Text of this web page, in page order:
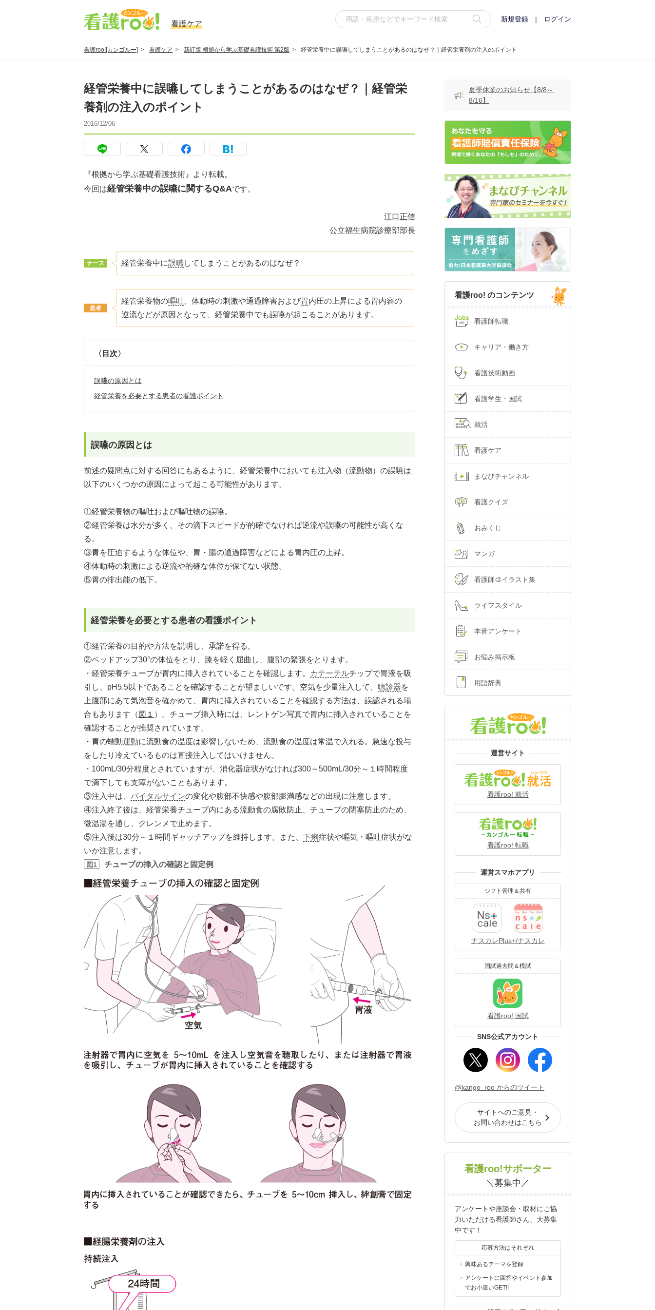
看護ケア
新規登録 | ログイン
看護roo![カンゴルー] 看護ケア 新訂版 根拠から学ぶ基礎看護技術 第2版 経管栄養中に誤嚥してしまうことがあるのはなぜ？｜経管栄養剤の注入のポイント
経管栄養中に誤嚥してしまうことがあるのはなぜ？｜経管栄
養剤の注入のポイント
2016/12/06
『根拠から学ぶ基礎看護技術』より転載。
今回は経管栄養中の誤嚥に関するQ&Aです。
江口正信
公立福生病院診療部部長
経管栄養中に誤嚥してしまうことがあるのはなぜ？
経管栄養物の嘔吐 、体動時の刺激や通過障害および胃内圧の上昇による胃内容の
逆流などが原因となって、経管栄養中でも誤嚥が起こることがあります。
〈目次〉
誤嚥の原因とは
経管栄養を必要とする患者の看護ポイント
誤嚥の原因とは
前述の疑問点に対する回答にもあるように、経管栄養中においても注入物（流動物）の誤嚥は
以下のいくつかの原因によって起こる可能性があります。
①経管栄養物の嘔吐および嘔吐物の誤嚥。
②経管栄養は水分が多く、その滴下スピードが的確でなければ逆流や誤嚥の可能性が高くな
る。
③胃を圧迫するような体位や、胃・腸の通過障害などによる胃内圧の上昇。
④体動時の刺激による逆流や的確な体位が保てない状態。
⑤胃の排出能の低下。
経管栄養を必要とする患者の看護ポイント
①経管栄養の目的や方法を説明し、承諾を得る。
②ベッドアップ30°の体位をとり、膝を軽く屈曲し、腹部の緊張をとります。
・経管栄養チューブが胃内に挿入されていることを確認します。
カテーテルチップで胃液を吸
引し、pH5.5以下であることを確認することが望ましいです。空気を少量注入して、 聴診器を
上腹部にあて気泡音を確かめて、胃内に挿入されていることを確認する方法は、誤認される場
合もあります（ 図１ ）。チューブ挿入時には、レントゲン写真で胃内に挿入されていることを
確認することが推奨されています。
・胃の蠕動運動に流動食の温度は影響しないため、流動食の温度は常温で入れる。急速な投与
をしたり冷えているものは直接注入してはいけません。
・100mL/30分程度とされていますが、消化器症状がなければ300～500mL/30分～１時間程度
で滴下しても支障がないこともあります。
③注入中は、 バイタルサインの変化や腹部不快感や腹部膨満感などの出現に注意します。
④注入終了後は、経管栄養チューブ内にある流動食の腐敗防止、チューブの閉塞防止のため、
微温湯を通し、クレンメで止めます。
⑤注入後は30分～１時間ギャッチアップを維持します。また、 下痢症状や嘔気・嘔吐症状がな
いか注意します。
図1 チューブの挿入の確認と固定例
夏季休業のお知らせ【8/8～
8/16】
看護roo! のコンテンツ
看護師転職
キャリア・働き方
看護技術動画
看護学生・国試
就活
看護ケア
まなびチャンネル
看護クイズ
おみくじ
マンガ
看護師🎨イラスト集
ライフスタイル
本音アンケート
お悩み掲示板
用語辞典
運営サイト
看護roo! 就活
看護roo! 転職
運営スマホアプリ
シフト管理＆共有
ナスカレPlus+/ナスカレ
国試過去問＆模試
看護roo! 国試
SNS公式アカウント
@kango_roo からのツイート
サイトへのご意見・
お問い合わせはこちら
看護roo!サポーター
＼募集中／
アンケートや座談会・取材にご協
力いただける看護師さん、大募集
中です！
応募方法はそれぞれ
興味あるテーマを登録
アンケートに回答やイベント参加
でお小遣いGET!!